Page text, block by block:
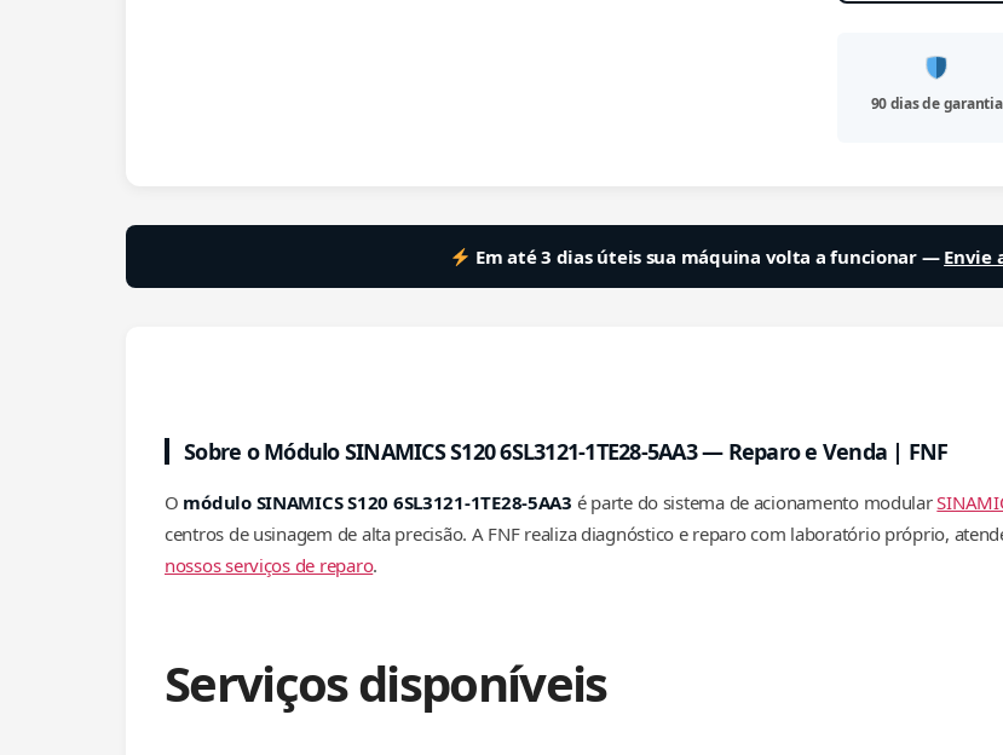
90 dias de garantia
Em até 3 dias úteis sua máquina volta a funcionar — Envie
Sobre o Módulo SINAMICS S120 6SL3121-1TE28-5AA3 — Reparo e Venda | FNF
O módulo SINAMICS S120 6SL3121-1TE28-5AA3 é parte do sistema de acionamento modular
centros de usinagem de alta precisão. A FNF realiza diagnóstico e reparo com laboratório próprio,
nossos serviços de reparo.
Serviços disponíveis